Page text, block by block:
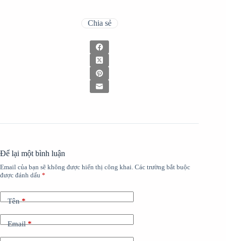
Chia sẻ
Để lại một bình luận
Email của bạn sẽ không được hiển thị công khai. Các trường bắt buộc
được đánh dấu *
Tên*
Email*